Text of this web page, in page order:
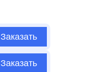
Заказать
Заказать